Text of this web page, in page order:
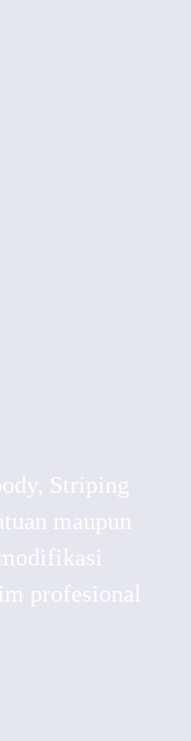
Striping
maupun
profesional